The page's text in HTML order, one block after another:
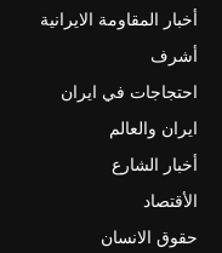
أخبار المقاومة الايرانية
أشرف
احتجاجات في ايران
ايران والعالم
أخبار الشارع
الأقتصاد
حقوق الانسان